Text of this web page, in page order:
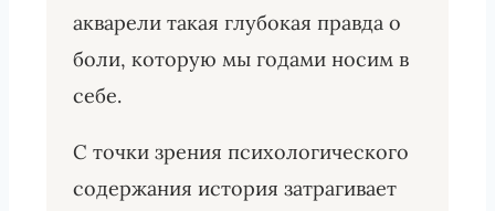
акварели такая глубокая правда о
боли, которую мы годами носим в
себе.
С точки зрения психологического
содержания история затрагивает